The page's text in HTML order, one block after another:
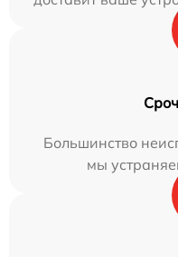
Большинство
мы